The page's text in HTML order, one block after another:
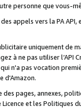
personne que vous-
appels vers la PA
uniquement de
à ne pas utiliser l’API
n'a pas vocation
d'Amazon.
pages, annexes,
et les Politiques